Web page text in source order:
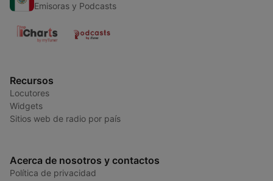
Emisoras y Podcasts
Recursos
Locutores
Widgets
Sitios web de radio por país
Acerca de nosotros y contactos
Política de privacidad